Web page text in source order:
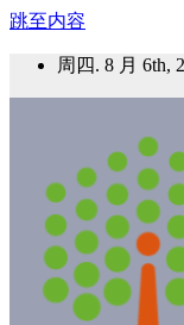
跳至内容
周四. 8 月 6th,